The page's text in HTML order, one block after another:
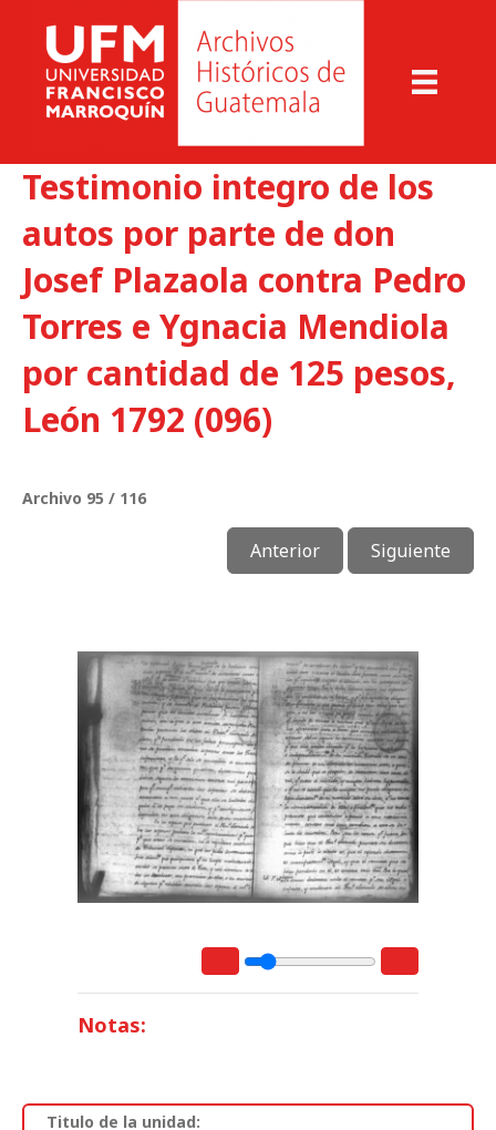
Testimonio integro de los
autos por parte de don
Josef Plazaola contra Pedro
Torres e Ygnacia Mendiola
por cantidad de 125 pesos,
León 1792 (096)
Archivo 95 / 116
Anterior Siguiente
Notas:
Titulo de la unidad: